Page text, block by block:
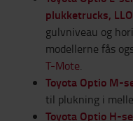
plukketrucks,
gulvniveau og
modellerne fås
T-Mote.
Toyota Optio M-
til plukning i
Toyota Optio H-